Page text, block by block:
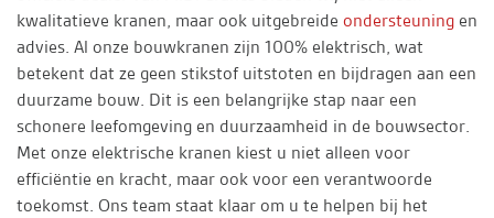
kwalitatieve kranen, maar ook uitgebreide ondersteuning en
advies. Al onze bouwkranen zijn 100% elektrisch, wat
betekent dat ze geen stikstof uitstoten en bijdragen aan een
duurzame bouw. Dit is een belangrijke stap naar een
schonere leefomgeving en duurzaamheid in de bouwsector.
Met onze elektrische kranen kiest u niet alleen voor
efficiëntie en kracht, maar ook voor een verantwoorde
toekomst. Ons team staat klaar om u te helpen bij het